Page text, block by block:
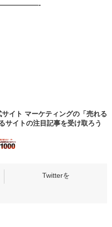
イト マーケティングの「売れる
サイトの注目記事を受け取ろう